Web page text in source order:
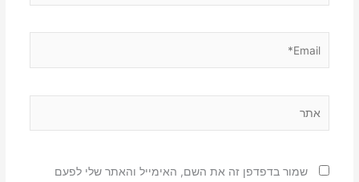
שמור בדפדפן זה את השם, האימייל והאתר שלי לפעם